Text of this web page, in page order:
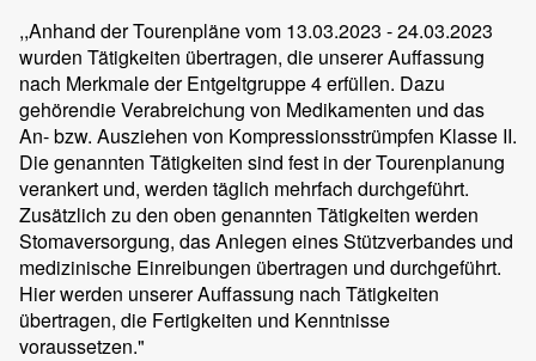
,,Anhand der Tourenpläne vom 13.03.2023 - 24.03.2023
wurden Tätigkeiten übertragen, die unserer Auffassung
nach Merkmale der Entgeltgruppe 4 erfüllen. Dazu
gehörendie Verabreichung von Medikamenten und das
An- bzw. Ausziehen von Kompressionsstrümpfen Klasse II.
Die genannten Tätigkeiten sind fest in der Tourenplanung
verankert und, werden täglich mehrfach durchgeführt.
Zusätzlich zu den oben genannten Tätigkeiten werden
Stomaversorgung, das Anlegen eines Stützverbandes und
medizinische Einreibungen übertragen und durchgeführt.
Hier werden unserer Auffassung nach Tätigkeiten
übertragen, die Fertigkeiten und Kenntnisse
voraussetzen."